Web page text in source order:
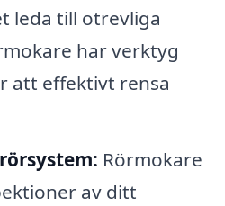
leda till otrevliga
har verktyg
att effektivt rensa
Rörmokare
av ditt